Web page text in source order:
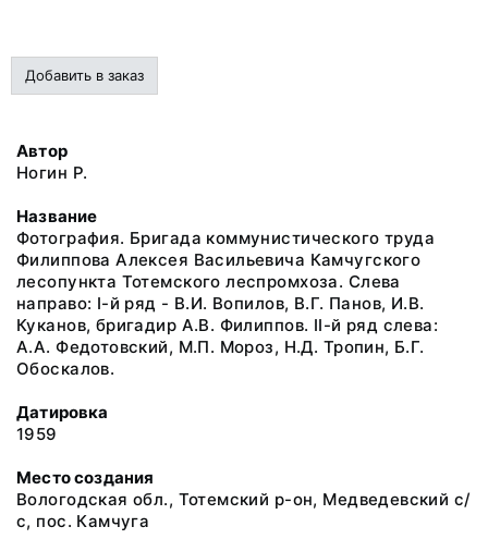
Добавить в заказ
Автор
Ногин Р.
Название
Фотография. Бригада коммунистического труда
Филиппова Алексея Васильевича Камчугского
лесопункта Тотемского леспромхоза. Слева
направо: I-й ряд - В.И. Вопилов, В.Г. Панов, И.В.
Куканов, бригадир А.В. Филиппов. II-й ряд слева:
А.А. Федотовский, М.П. Мороз, Н.Д. Тропин, Б.Г.
Обоскалов.
Датировка
1959
Место создания
Вологодская обл., Тотемский р-он, Медведевский с/
с, пос. Камчуга